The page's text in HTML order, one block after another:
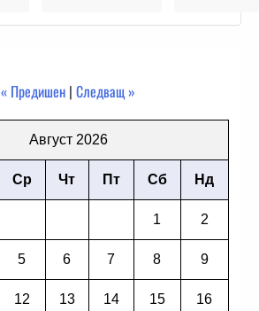
« Предишен |Следващ »
Август 2026
Ср Чт Пт Сб Нд
1 2
5 6 7 8 9
12 13 14 15 16